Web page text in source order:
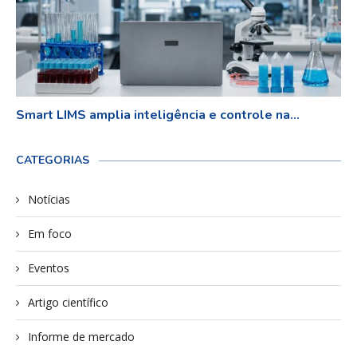
Smart LIMS amplia inteligência e controle na...
CATEGORIAS
Notícias
Em foco
Eventos
Artigo científico
Informe de mercado